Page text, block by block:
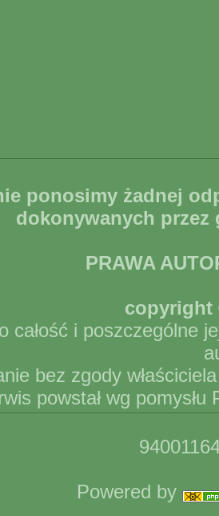
ponosimy żadnej
dokonywanych
PRAWA
copyright
całość i poszczególne
bez zgody
powstał wg
Powered by